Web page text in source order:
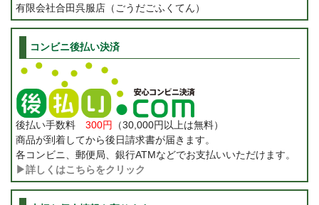
有限会社合田呉服店（ごうだごふくてん）
コンビニ後払い決済
後払い手数料 300円
（30,000円以上は無料）
商品が到着してから後日請求書が届きます。
各コンビニ、郵便局、銀行ATMなどでお支払いいただけます。
▶詳しくはこちらをクリック